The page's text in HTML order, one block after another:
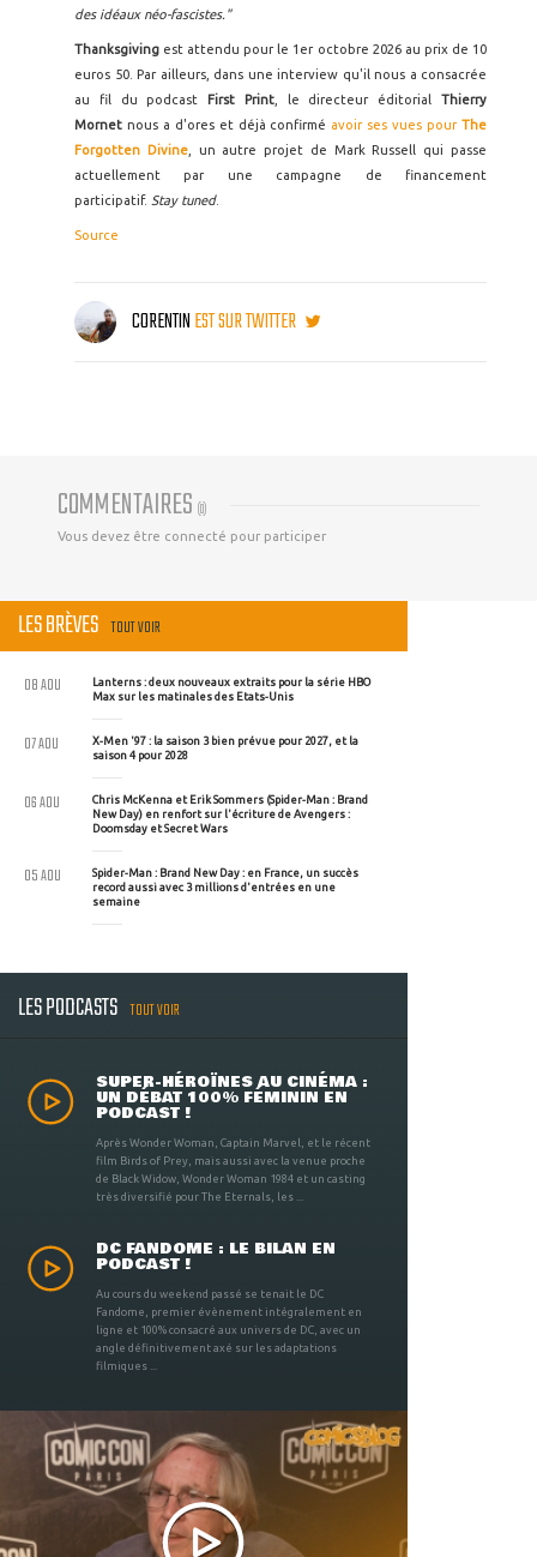
des idéaux néo-fascistes."
Thanksgiving est attendu pour le 1er octobre 2026 au prix de 10
euros 50. Par ailleurs, dans une interview qu'il nous a consacrée
au fil du podcast First Print, le directeur éditorialThierry
Mornet nous a d'ores et déjà confirmé avoir ses vues pourThe
Forgotten Divine, un autre projet de Mark Russell qui passe
actuellement par une campagne de financement
participatif. Stay tuned.
Source
CORENTINEST SUR TWITTER
COMMENTAIRES (0)
Vous devez être connecté pour participer
LES BRÈVES TOUT VOIR
Lanterns : deux nouveaux extraits pour la série HBO
Max sur les matinales des Etats-Unis
08 AOU
X-Men '97 : la saison 3 bien prévue pour 2027, et la
saison 4 pour 2028
07 AOU
Chris McKenna et Erik Sommers (Spider-Man : Brand
New Day) en renfort sur l'écriture de Avengers :
Doomsday et Secret Wars
06 AOU
Spider-Man : Brand New Day : en France, un succès
record aussi avec 3 millions d'entrées en une
semaine
05 AOU
LES PODCASTS TOUT VOIR
SUPER-HÉROÏNES AU CINÉMA :
UN DÉBAT 100% FÉMININ EN
PODCAST !
Après Wonder Woman, Captain Marvel, et le récent
film Birds of Prey, mais aussi avec la venue proche
de Black Widow, Wonder Woman 1984 et un casting
très diversifié pour The Eternals, les ...
DC FANDOME : LE BILAN EN
PODCAST !
Au cours du weekend passé se tenait le DC
Fandome, premier évènement intégralement en
ligne et 100% consacré aux univers de DC, avec un
angle définitivement axé sur les adaptations
filmiques ...